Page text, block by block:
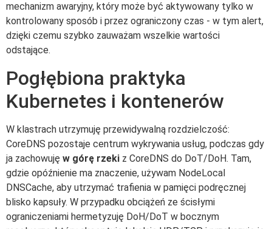
mechanizm awaryjny, który może być aktywowany tylko w
kontrolowany sposób i przez ograniczony czas - w tym alert,
dzięki czemu szybko zauważam wszelkie wartości
odstające.
Pogłębiona praktyka
Kubernetes i kontenerów
W klastrach utrzymuję przewidywalną rozdzielczość:
CoreDNS pozostaje centrum wykrywania usług, podczas gdy
ja zachowuję w górę rzeki z CoreDNS do DoT/DoH. Tam,
gdzie opóźnienie ma znaczenie, używam NodeLocal
DNSCache, aby utrzymać trafienia w pamięci podręcznej
blisko kapsuły. W przypadku obciążeń ze ścisłymi
ograniczeniami hermetyzuję DoH/DoT w bocznym